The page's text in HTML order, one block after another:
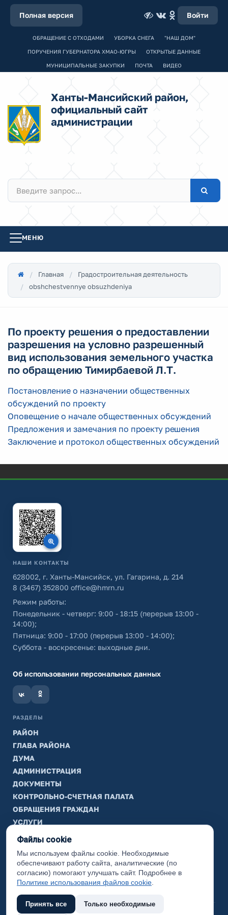
Полная версия Войти
ОБРАЩЕНИЕ С ОТХОДАМИ УБОРКА СНЕГА "НАШ ДОМ"
ПОРУЧЕНИЯ ГУБЕРНАТОРА ХМАО-ЮГРЫ ОТКРЫТЫЕ ДАННЫЕ
МУНИЦИПАЛЬНЫЕ ЗАКУПКИ ПОЧТА ВИДЕО
Ханты-Мансийский район,
официальный сайт
администрации
МЕНЮ
Главная
Градостроительная деятельность
obshchestvennye obsuzhdeniya
По проекту решения о предоставлении
разрешения на условно разрешенный
вид использования земельного участка
по обращению Тимирбаевой Л.Т.
Постановление о назначении общественных
обсуждений по проекту
Оповещение о начале общественных обсуждений
Предложения и замечания по проекту решения
Заключение и протокол общественных обсуждений
НАШИ КОНТАКТЫ
628002, г. Ханты-Мансийск, ул. Гагарина, д. 214
8 (3467) 352800 office@hmrn.ru
Режим работы:
Понедельник - четверг: 9:00 - 18:15 (перерыв 13:00 -
14:00);
Пятница: 9:00 - 17:00 (перерыв 13:00 - 14:00);
Суббота - воскресенье: выходные дни.
Об использовании персональных данных
РАЗДЕЛЫ
РАЙОН
ГЛАВА РАЙОНА
ДУМА
АДМИНИСТРАЦИЯ
ДОКУМЕНТЫ
КОНТРОЛЬНО-СЧЕТНАЯ ПАЛАТА
ОБРАЩЕНИЯ ГРАЖДАН
УСЛУГИ
ТИК
ИНФОРМАЦИЯ
Законодательная карта
Карта сайта
Файлы cookie
Мы используем файлы cookie. Необходимые
обеспечивают работу сайта, аналитические (по
согласию) помогают улучшать сайт. Подробнее в
Политике использования файлов cookie
Принять все Только необходимые